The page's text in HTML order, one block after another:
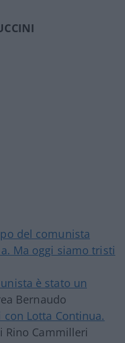
del comunista
Ma oggi siamo tristi
è stato un
Bernaudo
Lotta Continua.
Rino Cammilleri